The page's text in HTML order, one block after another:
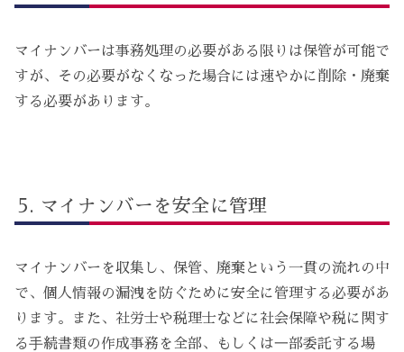
マイナンバーは事務処理の必要がある限りは保管が可能で
すが、その必要がなくなった場合には速やかに削除・廃棄
する必要があります。
マイナンバーを安全に管理
マイナンバーを収集し、保管、廃棄という一貫の流れの中
で、個人情報の漏洩を防ぐために安全に管理する必要があ
ります。また、社労士や税理士などに社会保障や税に関す
る⼿続書類の作成事務を全部、もしくは⼀部委託する場